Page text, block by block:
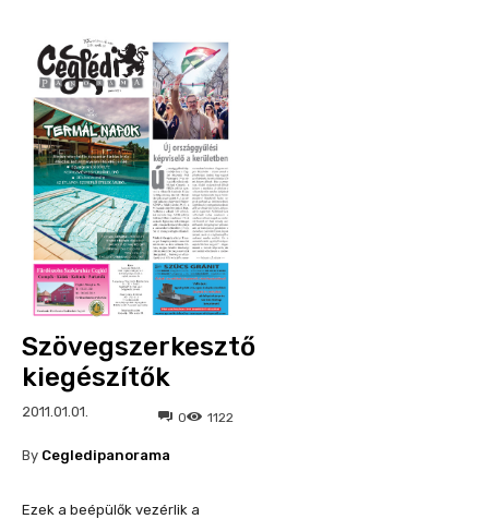
Szövegszerkesztő
kiegészítők
2011.01.01. 1122
0
By Cegledipanorama
Ezek a beépülők vezérlik a